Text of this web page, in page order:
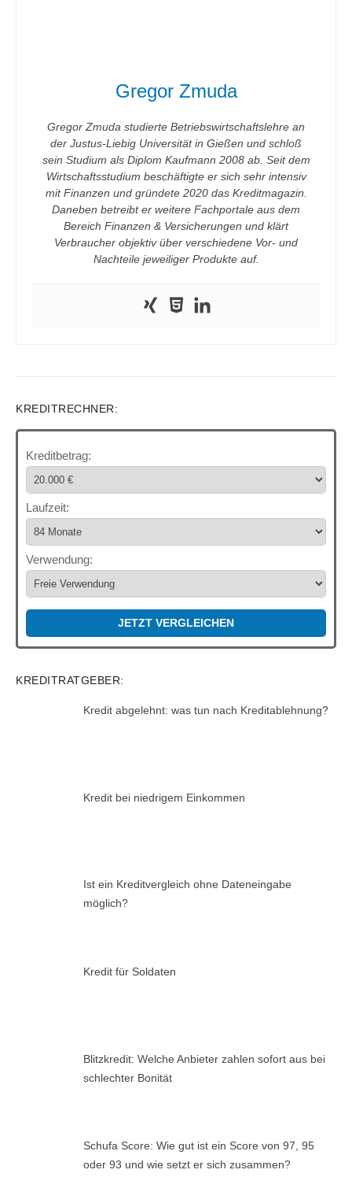
Gregor Zmuda
Gregor Zmuda studierte Betriebswirtschaftslehre an
der Justus-Liebig Universität in Gießen und schloß
sein Studium als Diplom Kaufmann 2008 ab. Seit dem
Wirtschaftsstudium beschäftigte er sich sehr intensiv
mit Finanzen und gründete 2020 das Kreditmagazin.
Daneben betreibt er weitere Fachportale aus dem
Bereich Finanzen & Versicherungen und klärt
Verbraucher objektiv über verschiedene Vor- und
Nachteile jeweiliger Produkte auf.
KREDITRECHNER:
Kreditbetrag:
Laufzeit:
Verwendung:
JETZT VERGLEICHEN
KREDITRATGEBER:
Kredit abgelehnt: was tun nach Kreditablehnung?
Kredit bei niedrigem Einkommen
Ist ein Kreditvergleich ohne Dateneingabe
möglich?
Kredit für Soldaten
Blitzkredit: Welche Anbieter zahlen sofort aus bei
schlechter Bonität
Schufa Score: Wie gut ist ein Score von 97, 95
oder 93 und wie setzt er sich zusammen?